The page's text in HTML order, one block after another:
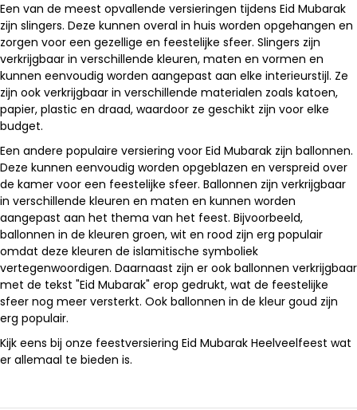
Een van de meest opvallende versieringen tijdens Eid Mubarak
zijn slingers. Deze kunnen overal in huis worden opgehangen en
zorgen voor een gezellige en feestelijke sfeer. Slingers zijn
verkrijgbaar in verschillende kleuren, maten en vormen en
kunnen eenvoudig worden aangepast aan elke interieurstijl. Ze
zijn ook verkrijgbaar in verschillende materialen zoals katoen,
papier, plastic en draad, waardoor ze geschikt zijn voor elke
budget.
Een andere populaire versiering voor Eid Mubarak zijn ballonnen.
Deze kunnen eenvoudig worden opgeblazen en verspreid over
de kamer voor een feestelijke sfeer. Ballonnen zijn verkrijgbaar
in verschillende kleuren en maten en kunnen worden
aangepast aan het thema van het feest. Bijvoorbeeld,
ballonnen in de kleuren groen, wit en rood zijn erg populair
omdat deze kleuren de islamitische symboliek
vertegenwoordigen. Daarnaast zijn er ook ballonnen verkrijgbaar
met de tekst "Eid Mubarak" erop gedrukt, wat de feestelijke
sfeer nog meer versterkt. Ook ballonnen in de kleur goud zijn
erg populair.
Kijk eens bij onze feestversiering Eid Mubarak Heelveelfeest wat
er allemaal te bieden is.